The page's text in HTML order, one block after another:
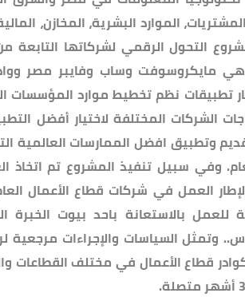
الموارد البشرية، المخازن،
مايكروسوفت وساب وفايبر مصر
بعد اختيار تطبيقات نظم تخطيط موارد
الشركات المختلفة لاختيار أفضل
وتطبيق افضل الممارسات العالمية
وفي سبيل تنفيذ المشروع تم اتخاذ
لإطار العمل في شركات قطاع الأعمال
للعمل بالاستعانة باحد بيوت
وتمثل السياسات والإجراءات